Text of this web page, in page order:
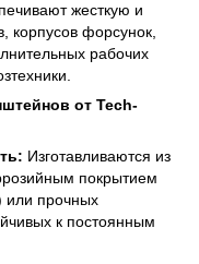
жесткую и
корпусов форсунок,
рабочих
от Tech-
Изготавливаются из
покрытием
или прочных
к постоянным